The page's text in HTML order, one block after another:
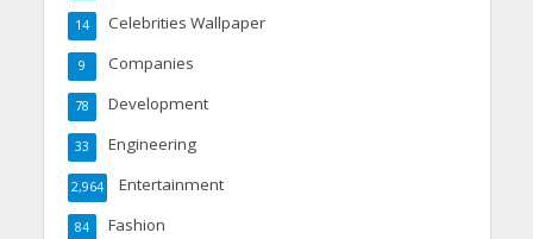
Celebrities Wallpaper
14
Companies
9
Development
78
Engineering
33
Entertainment
2,964
Fashion
84